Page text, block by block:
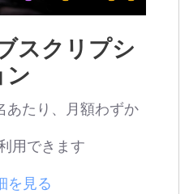
スクリプシ
ン
あたり、月額わずか
用できます
を見る